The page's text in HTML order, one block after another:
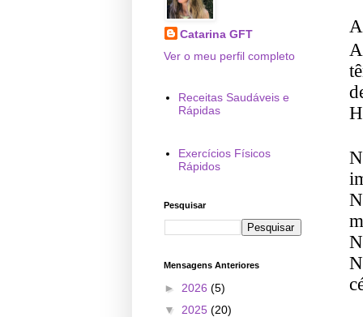
Catarina GFT
Ver o meu perfil completo
Receitas Saudáveis e
Rápidas
Exercícios Físicos
Rápidos
Pesquisar
Mensagens Anteriores
► 2026(5)
▼ 2025(20)